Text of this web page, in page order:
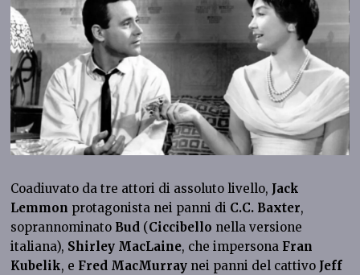
Coadiuvato da tre attori di assoluto livello, Jack
Lemmon protagonista nei panni di C.C. Baxter,
soprannominato Bud (Ciccibello nella versione
italiana), Shirley MacLaine, che impersona Fran
Kubelik, e Fred MacMurray nei panni del cattivo Jeff